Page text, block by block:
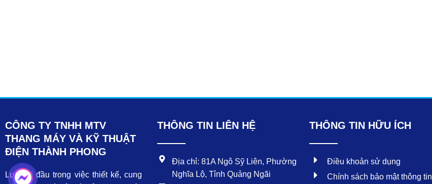
CÔNG TY TNHH MTV
THANG MÁY VÀ KỸ THUẬT
ĐIỆN THÀNH PHONG
Luôn đi đầu trong việc thiết kế, cung
THÔNG TIN LIÊN HỆ
Địa chỉ: 81A Ngô Sỹ Liên, Phường
Nghĩa Lộ, Tỉnh Quảng Ngãi
THÔNG TIN HỮU ÍCH
Điều khoản sử dụng
Chính sách bảo mật thông tin